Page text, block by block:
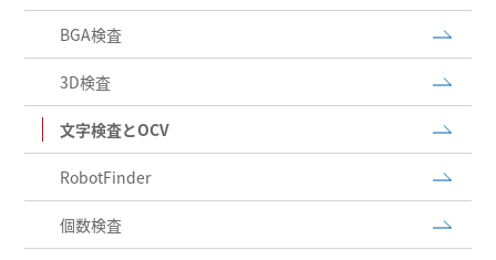
BGA検査
3D検査
文字検査とOCV
RobotFinder
個数検査